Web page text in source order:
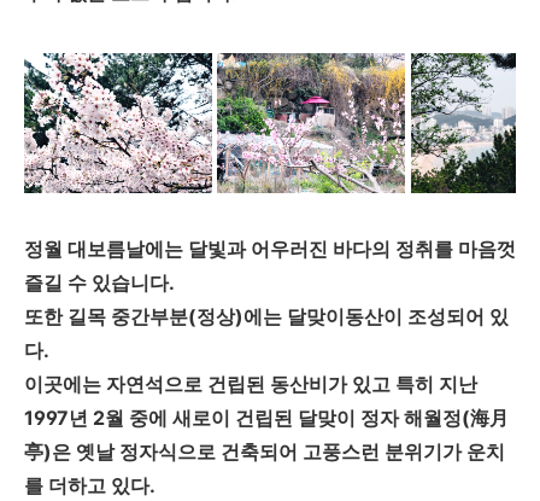
정월 대보름날에는 달빛과 어우러진 바다의 정취를 마음껏
즐길 수 있습니다.
또한 길목 중간부분(정상)에는 달맞이동산이 조성되어 있
다.
이곳에는 자연석으로 건립된 동산비가 있고 특히 지난
1997년 2월 중에 새로이 건립된 달맞이 정자 해월정(海月
亭)은 옛날 정자식으로 건축되어 고풍스런 분위기가 운치
를 더하고 있다.